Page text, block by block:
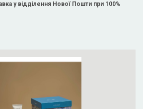
у відділення Нової Пошти при 100%